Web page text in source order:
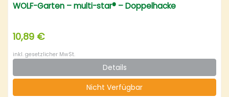
WOLF-Garten – multi-star® – Doppelhacke
10,89 €
inkl. gesetzlicher MwSt.
Details
Nicht Verfügbar